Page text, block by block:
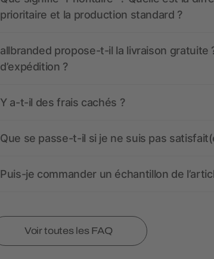
prioritaire et la production standard ?
allbranded propose-t-il la livraison gratuite
d’expédition ?
Y a-t-il des frais cachés ?
Que se passe-t-il si je ne suis pas
Puis-je commander un échantillon de
Voir toutes les FAQ